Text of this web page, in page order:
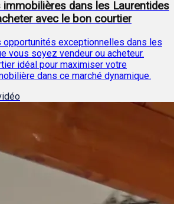
immobilières dans les Laurentides
avec le bon courtier
opportunités exceptionnelles dans les
vous soyez vendeur ou acheteur.
idéal pour maximiser votre
dans ce marché dynamique.